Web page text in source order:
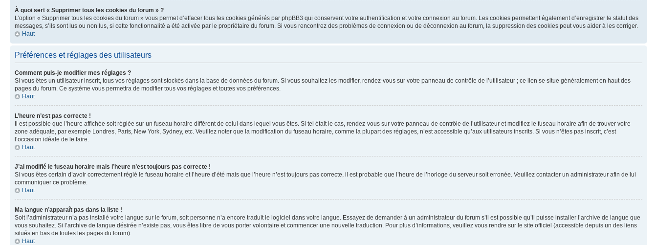
À quoi sert « Supprimer tous les cookies du forum » ?
L’option « Supprimer tous les cookies du forum » vous permet d’effacer tous les cookies générés par phpBB3 qui conservent votre authentification et votre connexion au forum. Les cookies permettent également d’enregistrer le statut des
messages, s’ils sont lus ou non lus, si cette fonctionnalité a été activée par le propriétaire du forum. Si vous rencontrez des problèmes de connexion ou de déconnexion au forum, la suppression des cookies peut vous aider à les corriger.
Haut
Préférences et réglages des utilisateurs
Comment puis-je modifier mes réglages ?
Si vous êtes un utilisateur inscrit, tous vos réglages sont stockés dans la base de données du forum. Si vous souhaitez les modifier, rendez-vous sur votre panneau de contrôle de l’utilisateur ; ce lien se situe généralement en haut des
pages du forum. Ce système vous permettra de modifier tous vos réglages et toutes vos préférences.
Haut
L’heure n’est pas correcte !
Il est possible que l’heure affichée soit réglée sur un fuseau horaire différent de celui dans lequel vous êtes. Si tel était le cas, rendez-vous sur votre panneau de contrôle de l’utilisateur et modifiez le fuseau horaire afin de trouver votre
zone adéquate, par exemple Londres, Paris, New York, Sydney, etc. Veuillez noter que la modification du fuseau horaire, comme la plupart des réglages, n’est accessible qu’aux utilisateurs inscrits. Si vous n’êtes pas inscrit, c’est
l’occasion idéale de le faire.
Haut
J’ai modifié le fuseau horaire mais l’heure n’est toujours pas correcte !
Si vous êtes certain d’avoir correctement réglé le fuseau horaire et l’heure d’été mais que l’heure n’est toujours pas correcte, il est probable que l’heure de l’horloge du serveur soit erronée. Veuillez contacter un administrateur afin de lui
communiquer ce problème.
Haut
Ma langue n’apparaît pas dans la liste !
Soit l’administrateur n’a pas installé votre langue sur le forum, soit personne n’a encore traduit le logiciel dans votre langue. Essayez de demander à un administrateur du forum s’il est possible qu’il puisse installer l’archive de langue que
vous souhaitez. Si l’archive de langue désirée n’existe pas, vous êtes libre de vous porter volontaire et commencer une nouvelle traduction. Pour plus d’informations, veuillez vous rendre sur le site officiel (accessible depuis un des liens
situés en bas de toutes les pages du forum).
Haut